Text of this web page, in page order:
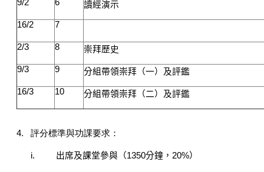
9/2 6 讀經演示
16/2 7
2/3 8 崇拜歷史
9/3 9 分組帶領崇拜（一） 及評鑑
16/3 10 分組帶領崇拜（二） 及評鑑
4. 評分標準與功課要求：
i. 出席及課堂參與（1350分鐘， 20%）